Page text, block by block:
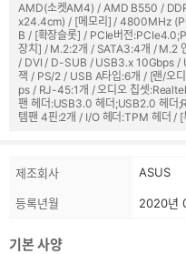
AMD(소켓AM4) / AMD B550 /
x24.4cm) / [메모리] / 4800MHz
B / [확장슬롯] / PCIe버전
장치] / M.2:2개 / SATA3:4개 / M.2
/ DVI / D-SUB / USB3.x 10Gbps /
잭 / PS/2 / USB A타입:6개 / [랜/오
ps / RJ-45:1개 / 오디오 칩셋
팬 헤더:USB3.0 헤더;USB2.0 헤더
템팬 4핀:2개 / I/O 헤더:TPM 헤더 / [
품
정
보
스
정
보
제조회사 ASUS
등록년월 2020년
기본 사양